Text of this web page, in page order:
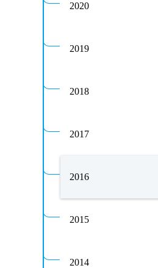
2020
2019
2018
2017
2016
2015
2014